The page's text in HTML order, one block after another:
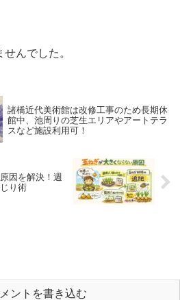
んでした。
諸橋近代美術館は改修工事のため長期休
館中、池周りの芝生エリアやアートテラ
スなど施設利用可！
因を解決！週
り術
ントを書き込む